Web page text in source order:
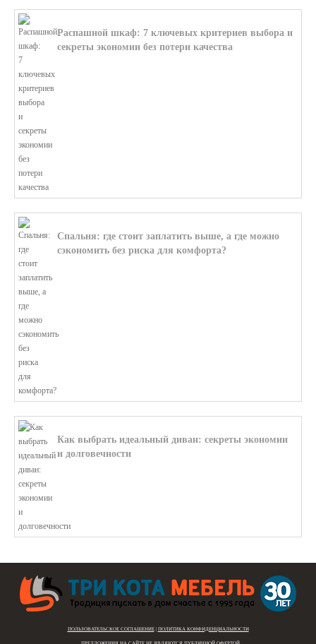
Распашной шкаф: 7 ключевых критериев выбора и
секреты экономии без потери качества
Спальня: где стоит заплатить выше, а где можно
сэкономить без риска для комфорта?
Как выбрать идеальный диван: секреты экономии
и долговечности
ПОЛЬЗОВАТЕЛЬСКОЕ СОГЛАШЕНИЕ| ПОЛИТИКА КОНФИДЕНЦИАЛЬНОСТИ